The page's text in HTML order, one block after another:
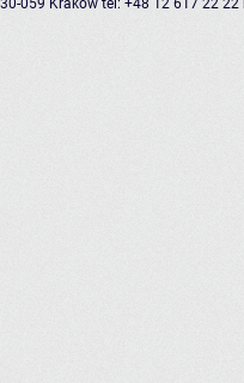
30-059 Kraków tel: +48 12 617 22 22